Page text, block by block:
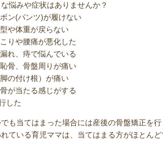
悩みや症状はありませんか？
ン(パンツ)が履けない
や体重が戻らない
りや腰痛が悪化した
れ、痔で悩んでいる
骨、骨盤周りが痛い
の付け根）が痛い
が当たる感じがする
した
も当てはまった場合には産後の骨盤矯正を行
ている育児ママは、当てはまる方がほとんど